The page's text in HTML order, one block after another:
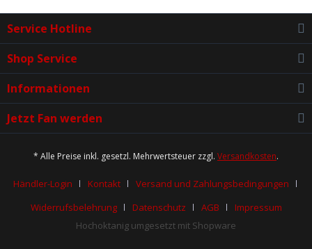
Service Hotline
Shop Service
Informationen
Jetzt Fan werden
* Alle Preise inkl. gesetzl. Mehrwertsteuer zzgl. Versandkosten.
Händler-Login Kontakt
Versand und Zahlungsbedingungen
Widerrufsbelehrung
Datenschutz AGB
Impressum
Hochoktanig umgesetzt mit Shopware